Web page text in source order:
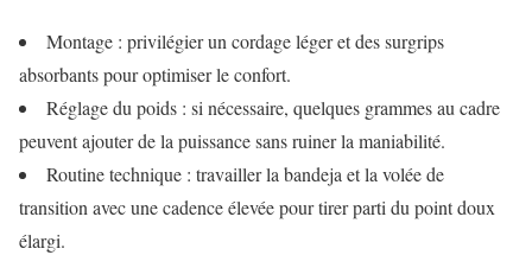
Montage : privilégier un cordage léger et des surgrips
absorbants pour optimiser le confort.
Réglage du poids : si nécessaire, quelques grammes au cadre
peuvent ajouter de la puissance sans ruiner la maniabilité.
Routine technique : travailler la bandeja et la volée de
transition avec une cadence élevée pour tirer parti du point doux
élargi.